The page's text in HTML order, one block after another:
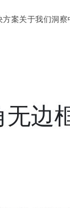
方案关于我们洞察
边